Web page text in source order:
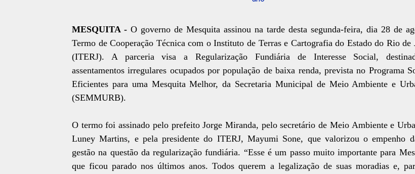
MESQUITA - O governo de Mesquita assinou na tarde desta segunda-feira, dia 28 de
Termo de Cooperação Técnica com o Instituto de Terras e Cartografia do Estado do Rio de
(ITERJ). A parceria visa a Regularização Fundiária de Interesse Social,
assentamentos irregulares ocupados por população de baixa renda, prevista no Programa
Eficientes para uma Mesquita Melhor, da Secretaria Municipal de Meio Ambiente e
(SEMMURB).
O termo foi assinado pelo prefeito Jorge Miranda, pelo secretário de Meio Ambiente e
Luney Martins, e pela presidente do ITERJ, Mayumi Sone, que valorizou o empenho
gestão na questão da regularização fundiária. “Esse é um passo muito importante para
que ficou parado nos últimos anos. Todos querem a legalização de suas moradias e,